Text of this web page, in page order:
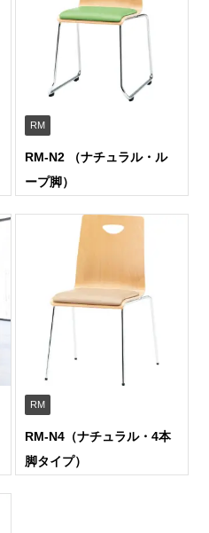
RM
RM-N2 （ナチュラル・ル
ープ脚）
RM
RM-N4（ナチュラル・4本
脚タイプ）